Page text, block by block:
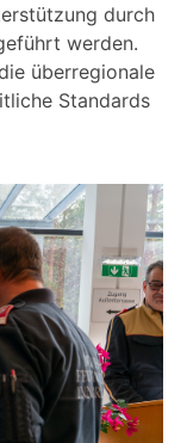
durch
werden.
überregionale
Standards